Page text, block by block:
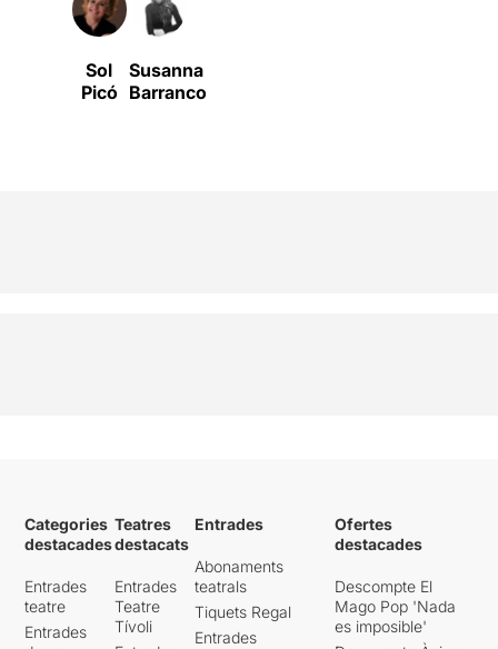
Sol
Picó
Susanna
Barranco
Categories
destacades
Entrades
teatre
Entrades
Teatres
destacats
Entrades
Teatre
Tívoli
Entrades
Abonaments
teatrals
Tiquets Regal
Entrades
Ofertes
destacades
Descompte El
Mago Pop 'Nada
es imposible'